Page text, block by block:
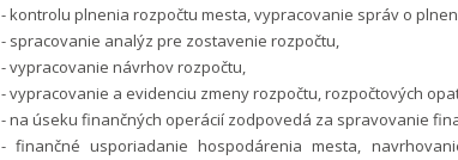
- kontrolu plnenia rozpočtu mesta, vypracovanie správ o
- spracovanie analýz pre zostavenie rozpočtu,
- vypracovanie návrhov rozpočtu,
- vypracovanie a evidenciu zmeny rozpočtu, rozpočtových
- na úseku finančných operácií zodpovedá za spravovanie
- finančné usporiadanie hospodárenia mesta,